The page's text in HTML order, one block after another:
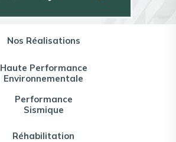
Nos Réalisations
Haute Performance
Environnementale
Performance
Sismique
Réhabilitation